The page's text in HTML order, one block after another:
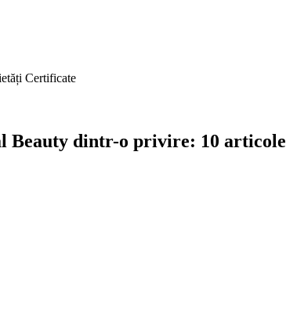
Certificate
Beauty dintr-o privire: 10 articole